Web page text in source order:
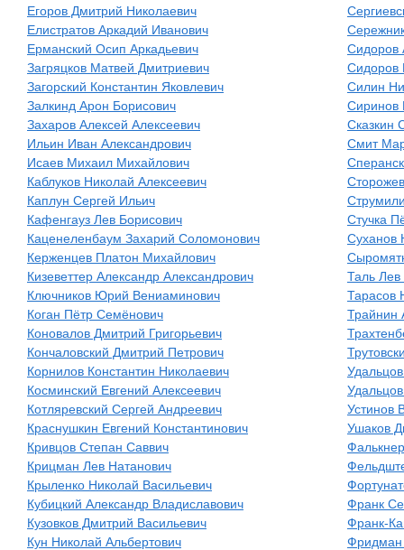
Егоров Дмитрий Николаевич
Елистратов Аркадий Иванович
Ерманский Осип Аркадьевич
Загряцков Матвей Дмитриевич
Загорский Константин Яковлевич
Залкинд Арон Борисович
Захаров Алексей Алексеевич
Ильин Иван Александрович
Исаев Михаил Михайлович
Каблуков Николай Алексеевич
Каплун Сергей Ильич
Кафенгауз Лев Борисович
Каценеленбаум Захарий Соломонович
Керженцев Платон Михайлович
Кизеветтер Александр Александрович
Ключников Юрий Вениаминович
Коган Пётр Семёнович
Коновалов Дмитрий Григорьевич
Кончаловский Дмитрий Петрович
Корнилов Константин Николаевич
Косминский Евгений Алексеевич
Котляревский Сергей Андреевич
Краснушкин Евгений Константинович
Кривцов Степан Саввич
Крицман Лев Натанович
Крыленко Николай Васильевич
Кубицкий Александр Владиславович
Кузовков Дмитрий Васильевич
Кун Николай Альбертович
Сидоров
Сидоров
Силин
Сиринов
Сказкин
Смит
Стучка
Суханов
Таль
Тарасов
Трайнин
Устинов
Ушаков
Франк
Франк-
Фридман